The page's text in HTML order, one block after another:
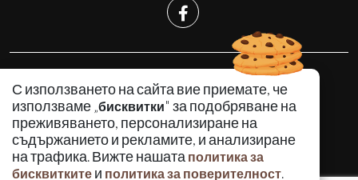
С използването на сайта вие приемате, че
използваме „бисквитки" за подобряване на
преживяването, персонализиране на
съдържанието и рекламите, и анализиране
на трафика. Вижте нашата политика за
бисквитките и политика за поверителност.
КРИМИНАЛНО
ИНЦИДЕНТИ
АНАЛИЗИ
ПО СВЕТА
ВОДЕЩИ ТЕМИ